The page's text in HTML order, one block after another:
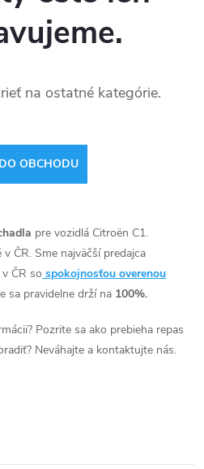
na ostatné kategórie.
OBCHODU
pre vozidlá Citroën C1.
ČR. Sme najväčší predajca
ČR so spokojnosťou overenou
sa pravidelne drží na 100%.
Pozrite sa ako prebieha repas
Neváhajte a kontaktujte nás.